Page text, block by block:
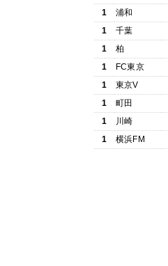
1
浦和
1
千葉
1
柏
1
FC東京
1
東京V
1
町田
1
川崎
1
横浜FM